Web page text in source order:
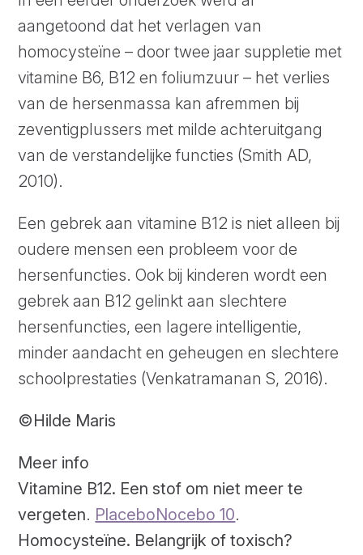
aangetoond dat het verlagen van
homocysteïne – door twee jaar suppletie met
vitamine B6, B12 en foliumzuur – het verlies
van de hersenmassa kan afremmen bij
zeventigplussers met milde achteruitgang
van de verstandelijke functies (Smith AD,
2010).
Een gebrek aan vitamine B12 is niet alleen bij
oudere mensen een probleem voor de
hersenfuncties. Ook bij kinderen wordt een
gebrek aan B12 gelinkt aan slechtere
hersenfuncties, een lagere intelligentie,
minder aandacht en geheugen en slechtere
schoolprestaties (Venkatramanan S, 2016).
©Hilde Maris
Meer info
Vitamine B12. Een stof om niet meer te
vergeten. PlaceboNocebo 10.
Homocysteïne. Belangrijk of toxisch?